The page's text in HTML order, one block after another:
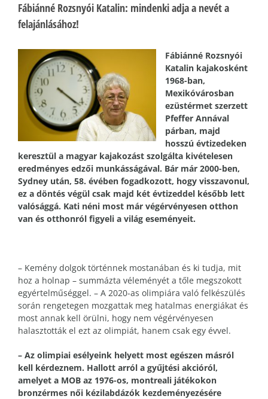
Fábiánné Rozsnyói Katalin: mindenki adja a nevét a
felajánlásához!
Fábiánné Rozsnyói
Katalin kajakosként
1968-ban,
Mexikóvárosban
ezüstérmet szerzett
Pfeffer Annával
párban, majd
hosszú évtizedeken
keresztül a magyar kajakozást szolgálta kivételesen
eredményes edzői munkásságával. Bár már 2000-ben,
Sydney után, 58. évében fogadkozott, hogy visszavonul,
ez a döntés végül csak majd két évtizeddel később lett
valósággá. Kati néni most már végérvényesen otthon
van és otthonról figyeli a világ eseményeit.
– Kemény dolgok történnek mostanában és ki tudja, mit
hoz a holnap – summázta véleményét a tőle megszokott
egyértelműséggel. – A 2020-as olimpiára való felkészülés
során rengetegen mozgattak meg hatalmas energiákat és
most annak kell örülni, hogy nem végérvényesen
halasztották el ezt az olimpiát, hanem csak egy évvel.
– Az olimpiai esélyeink helyett most egészen másról
kell kérdeznem. Hallott arról a gyűjtési akcióról,
amelyet a MOB az 1976-os, montreali játékokon
bronzérmes női kézilabdázók kezdeményezésére